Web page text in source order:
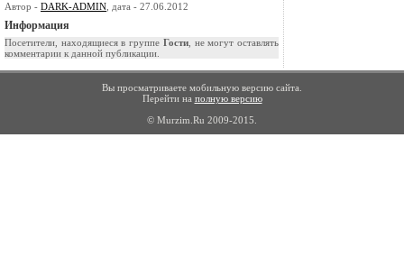
Автор - DARK-ADMIN , дата - 27.06.2012
Информация
Посетители, находящиеся в группе Гости, не могут оставлять
комментарии к данной публикации.
Вы просматриваете мобильную версию сайта.
Перейти на полную версию
© Murzim.Ru 2009-2015.